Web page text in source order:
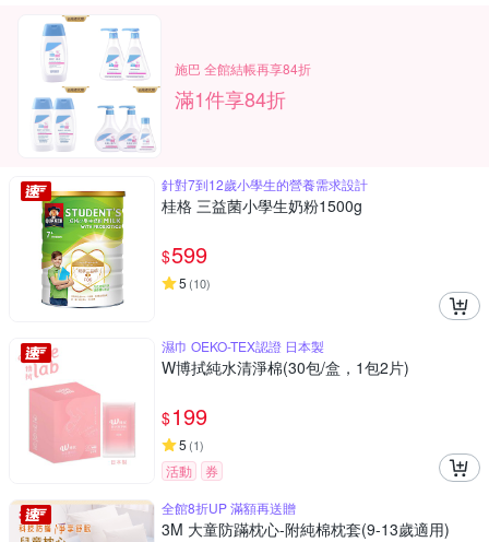
施巴 全館結帳再享84折
滿1件享84折
針對7到12歲小學生的營養需求設計
桂格 三益菌小學生奶粉1500g
$599
5 (10)
濕巾 OEKO-TEX認證 日本製
W博拭純水清淨棉(30包/盒，1包2片)
$199
5 (1)
活動
券
全館8折UP 滿額再送贈
3M 大童防蹣枕心-附純棉枕套(9-13歲適用)